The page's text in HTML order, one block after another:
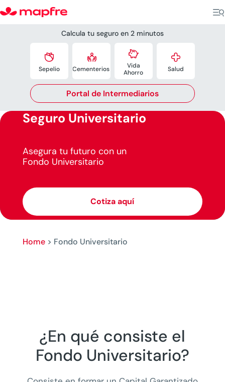
Calcula tu seguro en 2 minutos

Sepelio

Cementerios

Vida
Ahorro

Salud
Portal de Intermediarios
Seguro Universitario
Asegura tu futuro con un
Fondo Universitario
Cotiza aquí
Home> Fondo Universitario
¿En qué consiste el
Fondo Universitario?